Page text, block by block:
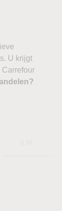
U krijgt